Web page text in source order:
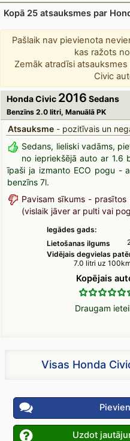
Kopā 25 atsauksmes par
Pašlaik nav pievienota
kas ražots
Zemāk atradīsi
Civic
Honda Civic 2016 Sedans
Benzīns 2.0 litri, Manuālā PK
Atsauksme- pozitīvais un
Sedans, lieliski vadāms,
no iepriekšējā auto ar 1.6
īpaši ja izmanto ECO pogu -
benzīns 7l.
Pavisam sīkums -
(vislaik jāver ar pulti vai
Iegādes gads:
Lietošanas ilgums
Vidējais degvielas
7.0 litri uz
Kopējais
Draugam
Visas Honda
Uzdot